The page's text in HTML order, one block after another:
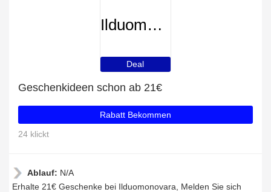
Ilduomonovara
Deal
Geschenkideen schon ab 21€
Rabatt Bekommen
24 klickt
Ablauf: N/A
Erhalte 21€ Geschenke bei Ilduomonovara, Melden Sie sich